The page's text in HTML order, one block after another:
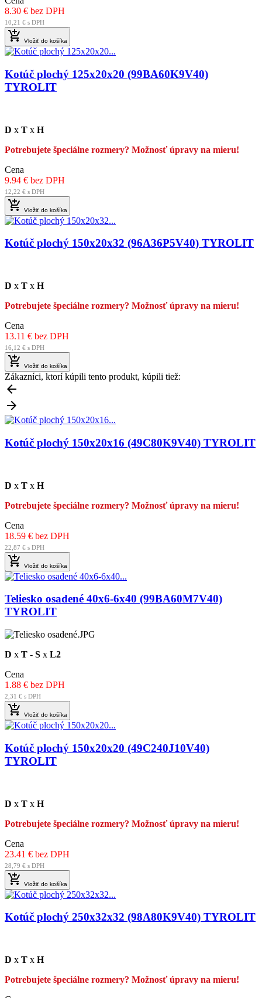
8.30 € bez DPH
10,21 € s DPH
 Vložiť do košíka
Kotúč plochý 125x20x20 (99BA60K9V40)
TYROLIT
D x T x H
Potrebujete špeciálne rozmery? Možnosť úpravy na mieru!
Cena
9.94 € bez DPH
12,22 € s DPH
 Vložiť do košíka
Kotúč plochý 150x20x32 (96A36P5V40) TYROLIT
D x T x H
Potrebujete špeciálne rozmery? Možnosť úpravy na mieru!
Cena
13.11 € bez DPH
16,12 € s DPH
 Vložiť do košíka
Zákazníci, ktorí kúpili tento produkt, kúpili tiež:


Kotúč plochý 150x20x16 (49C80K9V40) TYROLIT
D x T x H
Potrebujete špeciálne rozmery? Možnosť úpravy na mieru!
Cena
18.59 € bez DPH
22,87 € s DPH
 Vložiť do košíka
Teliesko osadené 40x6-6x40 (99BA60M7V40)
TYROLIT
D x T - S x L2
Cena
1.88 € bez DPH
2,31 € s DPH
 Vložiť do košíka
Kotúč plochý 150x20x20 (49C240J10V40)
TYROLIT
D x T x H
Potrebujete špeciálne rozmery? Možnosť úpravy na mieru!
Cena
23.41 € bez DPH
28,79 € s DPH
 Vložiť do košíka
Kotúč plochý 250x32x32 (98A80K9V40) TYROLIT
D x T x H
Potrebujete špeciálne rozmery? Možnosť úpravy na mieru!